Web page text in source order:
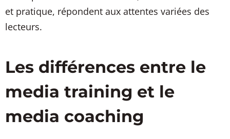
et pratique, répondent aux attentes variées des
lecteurs.
Les différences entre le
media training et le
media coaching